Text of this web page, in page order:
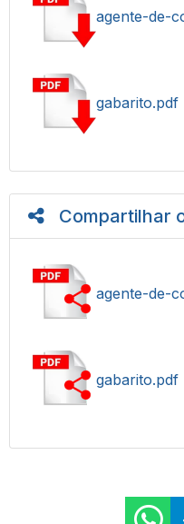
agente-de-
gabarito.pdf
Compartilhar
agente-de-
gabarito.pdf